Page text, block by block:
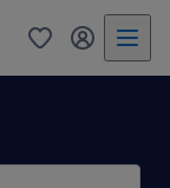
0 mon